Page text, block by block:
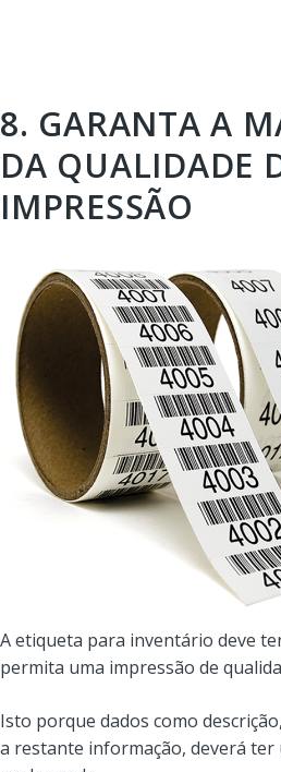
8. GARANTA A
DA QUALIDADE
IMPRESSÃO
A etiqueta para inventário deve
permita uma impressão de
Isto porque dados como
a restante informação, deverá ter